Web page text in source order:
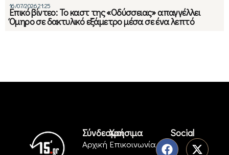
16/07/2026 21:25
Επικό βίντεο: Το καστ της «Οδύσσειας» απαγγέλλει
Όμηρο σε δακτυλικό εξάμετρο μέσα σε ένα λεπτό
Σύνδεσμοι
Αρχική
Χρήσιμα
Επικοινωνία
Social